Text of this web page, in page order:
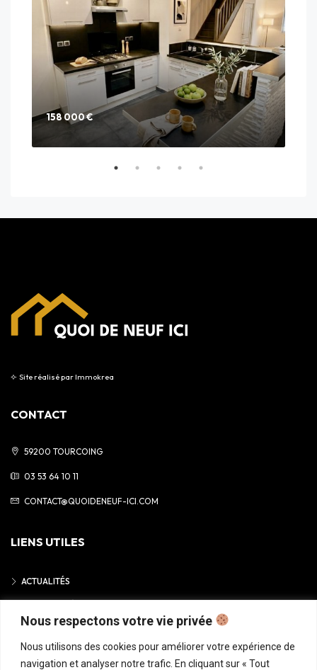
Nous respectons votre vie privée
Nous utilisons des cookies pour améliorer votre expérience de
navigation et analyser notre trafic. En cliquant sur « Tout
158 000 €
⟣ Site réalisé parImmokrea
CONTACT
59200 TOURCOING
03 53 64 10 11
CONTACT@QUOIDENEUF-ICI.COM
LIENS UTILES
ACTUALITÉS
POLITIQUE DE CONFIDENTIALITÉ